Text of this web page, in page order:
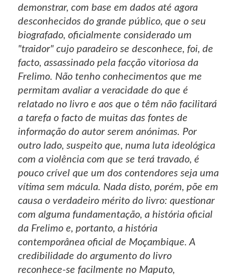
demonstrar, com base em dados até agora
desconhecidos do grande público, que o seu
biografado, oficialmente considerado um
"traidor" cujo paradeiro se desconhece, foi, de
facto, assassinado pela facção vitoriosa da
Frelimo. Não tenho conhecimentos que me
permitam avaliar a veracidade do que é
relatado no livro e aos que o têm não facilitará
a tarefa o facto de muitas das fontes de
informação do autor serem anónimas. Por
outro lado, suspeito que, numa luta ideológica
com a violência com que se terá travado, é
pouco crível que um dos contendores seja uma
vítima sem mácula. Nada disto, porém, põe em
causa o verdadeiro mérito do livro: questionar
com alguma fundamentação, a história oficial
da Frelimo e, portanto, a história
contemporânea oficial de Moçambique. A
credibilidade do argumento do livro
reconhece-se facilmente no Maputo,